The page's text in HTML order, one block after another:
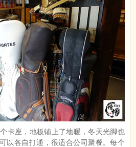
卡座，地板铺上了地暖，冬天光脚也
以各自打通，很适合公司聚餐。每个